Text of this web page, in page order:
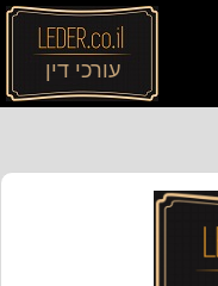
עורכי דין